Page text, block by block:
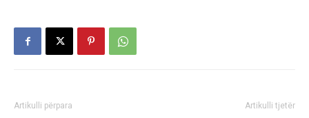
Artikulli përpara Artikulli tjetër